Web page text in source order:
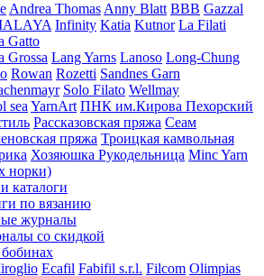
Andrea Thomas Anny Blatt BBB Gazzal
Infinity Katia Kutnor La Filati
Gatto
Grossa Lang Yarns Lanoso Long-Chung
Rowan Rozetti Sandnes Garn
Solo Filato Wellmay
sea YarnArt ПНК им.Кирова Пехорский
Рассказовская пряжа Сеам
пряжа Троицкая камвольная
Хозяюшка Рукодельница Minc Yarn
норки)
каталоги
по вязанию
журналы
со скидкой
Ecafil Fabifil s.r.l. Filcom Olimpias